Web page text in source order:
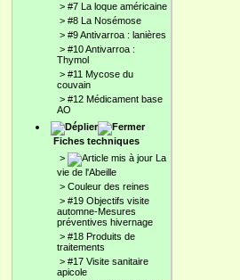
> #7 La loque américaine
> #8 La Nosémose
> #9 Antivarroa : lanières
> #10 Antivarroa :
Thymol
> #11 Mycose du
couvain
> #12 Médicament base
AO
Fiches techniques
>
La
vie de l'Abeille
> Couleur des reines
> #19 Objectifs visite
automne-Mesures
préventives hivernage
> #18 Produits de
traitements
> #17 Visite sanitaire
apicole